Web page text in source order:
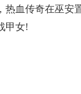
血传奇在巫安
甲女!